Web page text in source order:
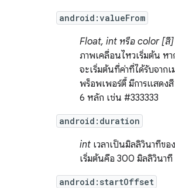
android:valueFrom
Float, int หรือ color [สี]
ภาพเคลื่อนไหวเริ่มต้น ห
จะเริ่มต้นที่ค่าที่ได้รับจากเ
พร็อพเพอร์ตี้ มีการแสดง
6 หลัก เช่น #333333
android:duration
int เวลาเป็นมิลลิวินาทีข
เริ่มต้นคือ 300 มิลลิวินาที
android:startOffset